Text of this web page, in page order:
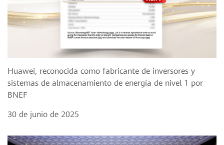
Huawei, reconocida como fabricante de inversores y
sistemas de almacenamiento de energía de nivel 1 por
BNEF
30 de junio de 2025